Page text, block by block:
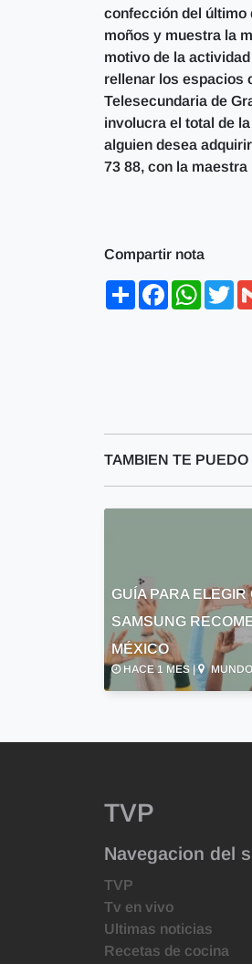
confección del último
moños y muestra la
motivo de la
rellenar los espacios
Telesecundaria de
involucra el total de
alguien desea
73 88, con la maestra
Compartir nota
ShareFacebook
TAMBIEN TE
GUÍA PARA
SAMSUNG
MÉXICO
HACE 1 MES | MUNDO
TVP
Navegacion del
TVP
Tv en vivo
Ultimas noticias
Recetas de cocina